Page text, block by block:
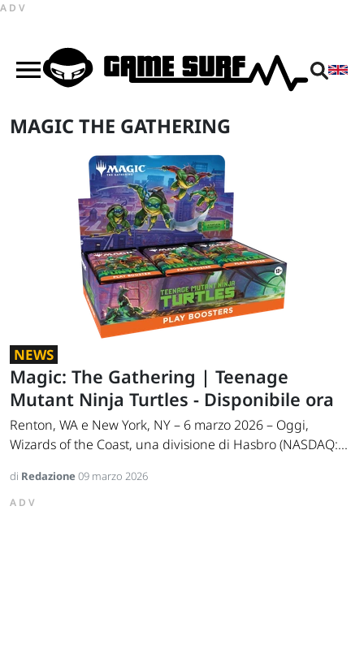
ADV
MAGIC THE GATHERING
NEWS
Magic: The Gathering | Teenage
Mutant Ninja Turtles - Disponibile ora
Renton, WA e New York, NY – 6 marzo 2026 – Oggi,
Wizards of the Coast, una divisione di Hasbro (NASDAQ:...
di Redazione09 marzo 2026
ADV